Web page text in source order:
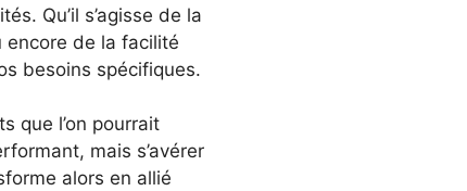
Qu’il s’agisse de la
encore de la facilité
besoins spécifiques.
que l’on pourrait
mais s’avérer
alors en allié